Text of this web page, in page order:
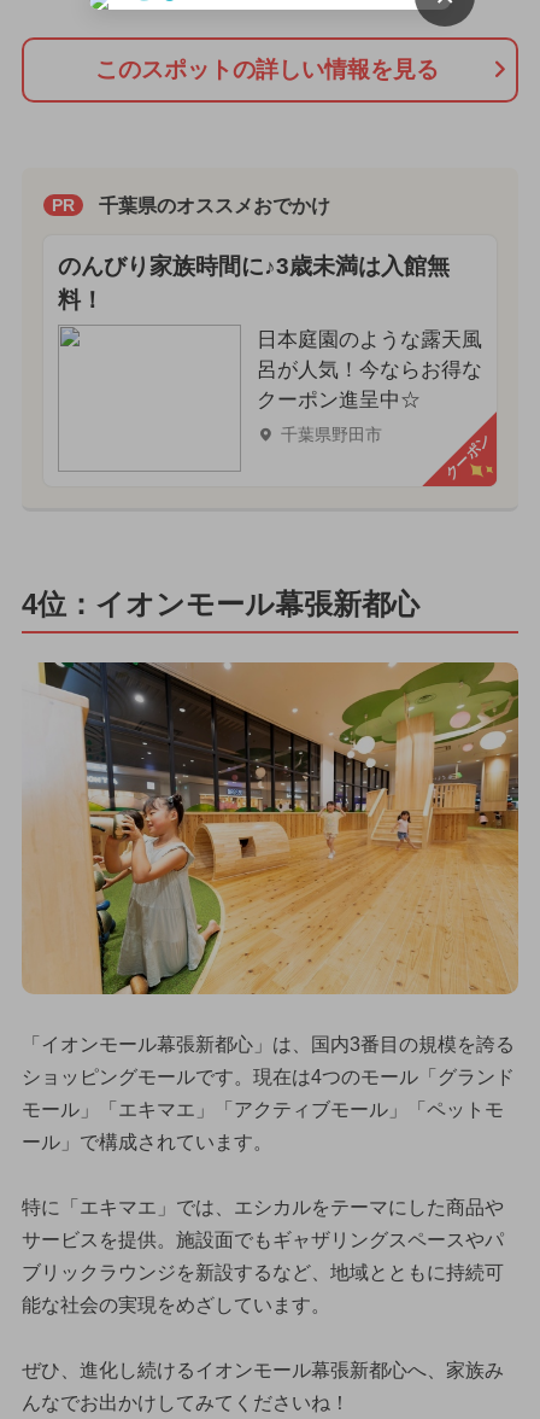
このスポットの詳しい情報を見る
PR 千葉県のオススメおでかけ
のんびり家族時間に♪3歳未満は入館無
料！
日本庭園のような露天風
呂が人気！今ならお得な
クーポン進呈中☆
千葉県野田市 クーポン
4位：イオンモール幕張新都心
「イオンモール幕張新都心」は、国内3番目の規模を誇る
ショッピングモールです。現在は4つのモール「グランド
モール」「エキマエ」「アクティブモール」「ペットモ
ール」で構成されています。
特に「エキマエ」では、エシカルをテーマにした商品や
サービスを提供。施設面でもギャザリングスペースやパ
ブリックラウンジを新設するなど、地域とともに持続可
能な社会の実現をめざしています。
ぜひ、進化し続けるイオンモール幕張新都心へ、家族み
んなでお出かけしてみてくださいね！